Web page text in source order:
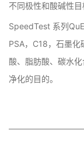
不同极性和酸碱性目
SpeedTest 系列
PSA，C18，石墨
酸、脂肪酸、碳水
净化的目的。